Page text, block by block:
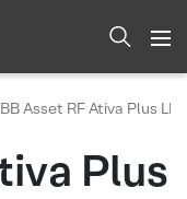
BB Asset RF Ativa Plus LP
Plus